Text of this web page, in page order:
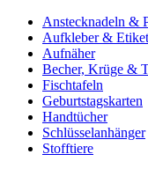
Anstecknadeln &
Aufkleber &
Aufnäher
Becher, Krüge &
Fischtafeln
Geburtstagskarten
Handtücher
Schlüsselanhänger
Stofftiere